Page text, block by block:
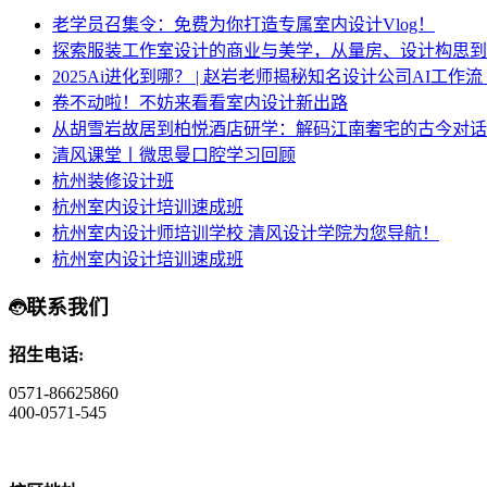
老学员召集令：免费为你打造专属室内设计Vlog！
探索服装工作室设计的商业与美学，从量房、设计构思
2025Ai进化到哪？ | 赵岩老师揭秘知名设计公司AI工作流
卷不动啦！不妨来看看室内设计新出路
从胡雪岩故居到柏悦酒店研学：解码江南奢宅的古今对话
清风课堂丨微思曼口腔学习回顾
杭州装修设计班
杭州室内设计培训速成班
杭州室内设计师培训学校 清风设计学院为您导航！
杭州室内设计培训速成班
联系我们
招生电话:
0571-86625860
400-0571-545